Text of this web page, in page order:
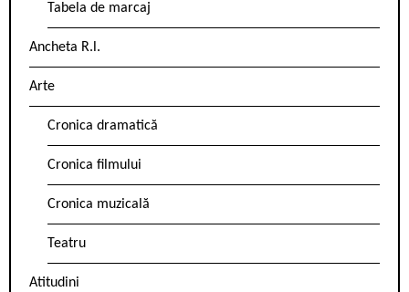
Tabela de marcaj
Ancheta R.l.
Arte
Cronica dramatică
Cronica filmului
Cronica muzicală
Teatru
Atitudini